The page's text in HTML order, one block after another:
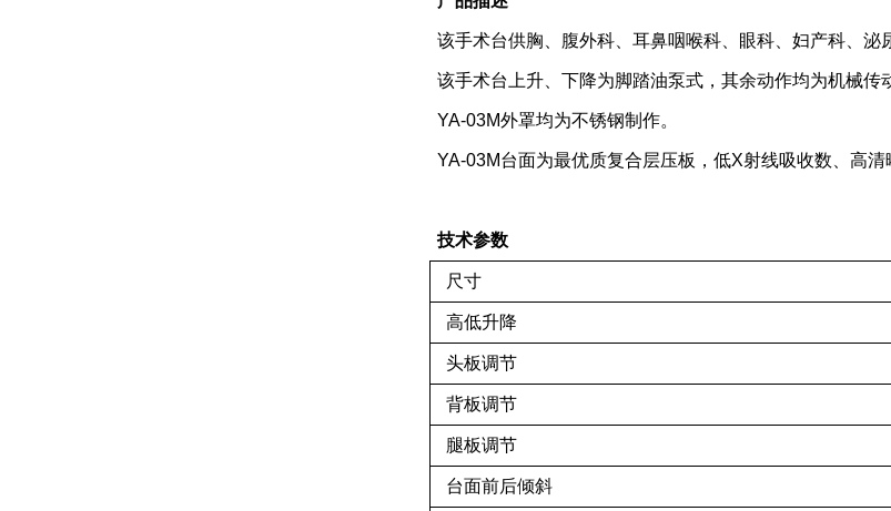
该手术台供胸、腹外科、耳鼻咽喉科、眼科、妇产科、泌
该手术台上升、下降为脚踏油泵式，其余动作均为机械传
YA-03M外罩均为不锈钢制作。
YA-03M台面为最优质复合层压板，低X射线吸收数、高清
技术参数
尺寸
高低升降
头板调节
背板调节
腿板调节
台面前后倾斜